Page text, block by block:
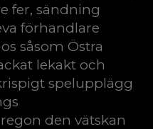
fer, sändning
förhandlare
såsom Östra
lekakt och
spelupplägg
den vätskan